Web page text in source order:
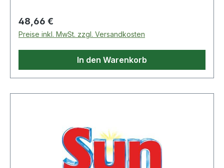
Regulärer Preis:
48,66 €
Preise inkl. MwSt. zzgl. Versandkosten
In den Warenkorb